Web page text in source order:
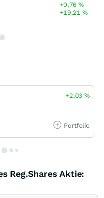
+0,76%
+19,21%
+2,03%
Portfolio
Reg.Shares Aktie: